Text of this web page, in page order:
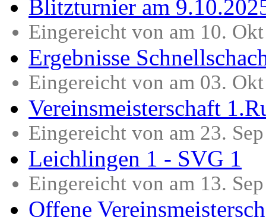
Blitzturnier am
Eingereicht von am 10.
Ergebnisse
Eingereicht von am 03.
Vereinsmeisterschaft
Eingereicht von am 23.
Leichlingen 1 - SVG 1
Eingereicht von am 13.
Offene